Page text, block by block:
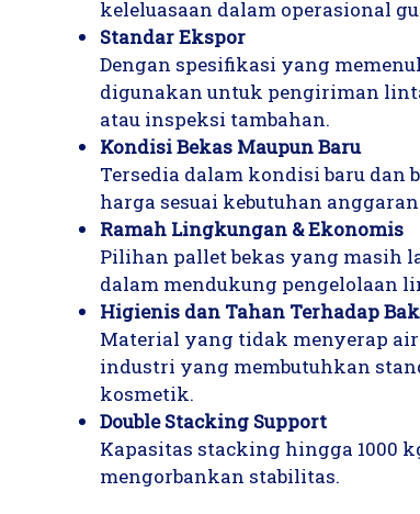
keleluasaan dalam operasional
Standar Ekspor
Dengan spesifikasi yang
digunakan untuk pengiriman
atau inspeksi tambahan.
Kondisi Bekas Maupun Baru
Tersedia dalam kondisi baru
harga sesuai kebutuhan
Ramah Lingkungan & Ekonomis
Pilihan pallet bekas yang masih
dalam mendukung pengelolaan
Higienis dan Tahan Terhadap
Material yang tidak menyerap
industri yang membutuhkan
kosmetik.
Double Stacking Support
Kapasitas stacking hingga 1000
mengorbankan stabilitas.